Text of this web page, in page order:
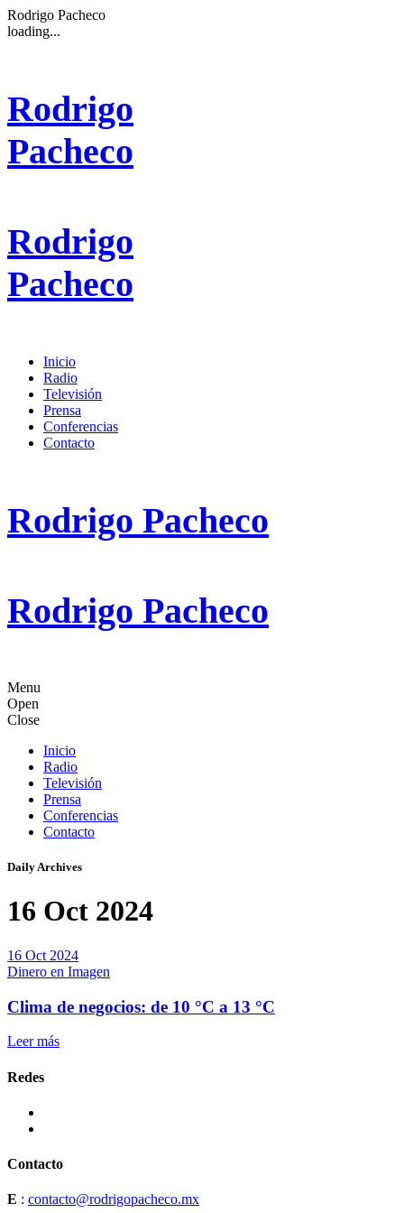
Rodrigo Pacheco
loading...
Rodrigo
Pacheco
Rodrigo
Pacheco
Inicio
Radio
Televisión
Prensa
Conferencias
Contacto
Rodrigo Pacheco
Rodrigo Pacheco
Menu
Open
Close
Inicio
Radio
Televisión
Prensa
Conferencias
Contacto
Daily Archives
16 Oct 2024
16 Oct 2024
Dinero en Imagen
Clima de negocios: de 10 °C a 13 °C
Leer más
Redes
Contacto
E : contacto@rodrigopacheco.mx